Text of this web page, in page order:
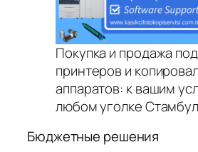
Покупка и продажа
принтеров и
аппаратов: к вашим
любом уголке
Бюджетные решения